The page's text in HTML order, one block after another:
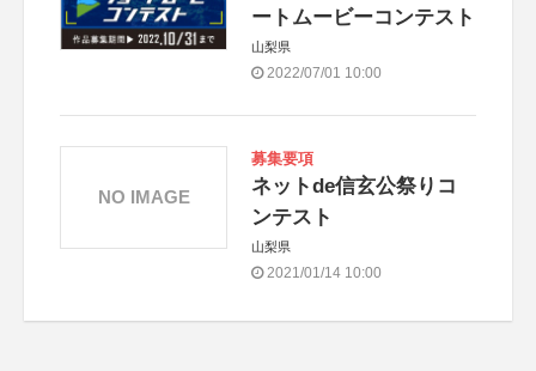
ートムービーコンテスト
山梨県
2022/07/01 10:00
募集要項
ネットde信玄公祭りコ
ンテスト
山梨県
2021/01/14 10:00
NO IMAGE